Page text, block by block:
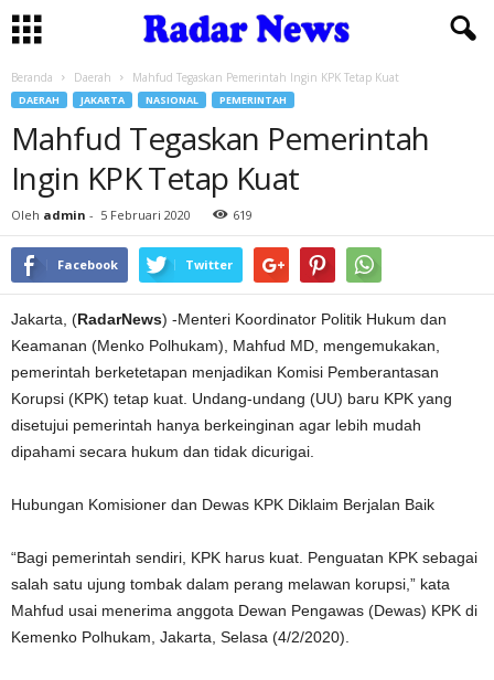
Beranda Daerah Mahfud Tegaskan Pemerintah Ingin KPK Tetap Kuat
DAERAH JAKARTA NASIONAL PEMERINTAH
Mahfud Tegaskan Pemerintah
Ingin KPK Tetap Kuat
Oleh admin - 5 Februari 2020 619
Facebook Twitter
Jakarta, (RadarNews) -Menteri Koordinator Politik Hukum dan
Keamanan (Menko Polhukam), Mahfud MD, mengemukakan,
pemerintah berketetapan menjadikan Komisi Pemberantasan
Korupsi (KPK) tetap kuat. Undang-undang (UU) baru KPK yang
disetujui pemerintah hanya berkeinginan agar lebih mudah
dipahami secara hukum dan tidak dicurigai.
Hubungan Komisioner dan Dewas KPK Diklaim Berjalan Baik
“Bagi pemerintah sendiri, KPK harus kuat. Penguatan KPK sebagai
salah satu ujung tombak dalam perang melawan korupsi,” kata
Mahfud usai menerima anggota Dewan Pengawas (Dewas) KPK di
Kemenko Polhukam, Jakarta, Selasa (4/2/2020).